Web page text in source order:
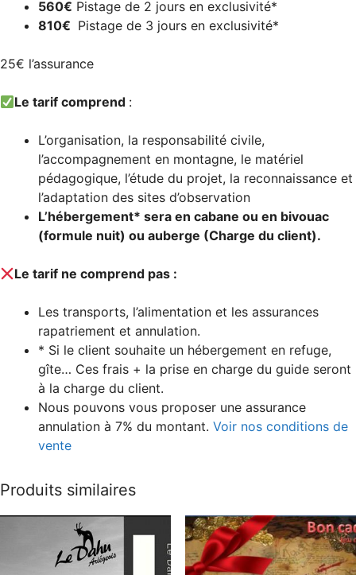
560€ Pistage de 2 jours en exclusivité*
810€ Pistage de 3 jours en exclusivité*
25€ l’assurance
Le tarif comprend :
L’organisation, la responsabilité civile,
l’accompagnement en montagne, le matériel
pédagogique, l’étude du projet, la reconnaissance et
l’adaptation des sites d’observation
L’hébergement* sera en cabane ou en bivouac
(formule nuit) ou auberge (Charge du client).
Le tarif ne comprend pas :
Les transports, l’alimentation et les assurances
rapatriement et annulation.
* Si le client souhaite un hébergement en refuge,
gîte… Ces frais + la prise en charge du guide seront
à la charge du client.
Nous pouvons vous proposer une assurance
annulation à 7% du montant. Voir nos conditions de
vente
Produits similaires